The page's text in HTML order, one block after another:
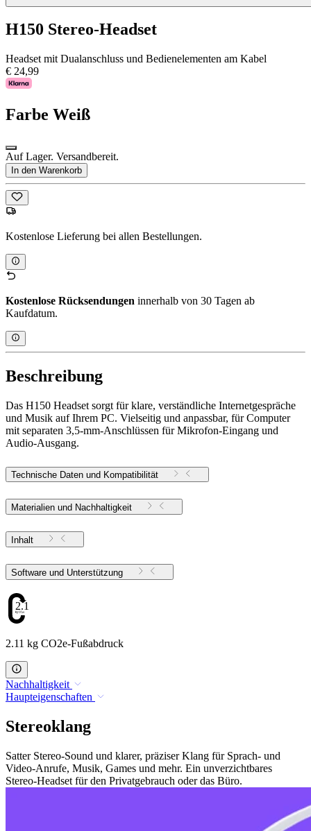
H150 Stereo-Headset
Headset mit Dualanschluss und Bedienelementen am Kabel
€ 24,99
Farbe Weiß
Auf Lager. Versandbereit.
In den Warenkorb
Kostenlose Lieferung bei allen Bestellungen.
Kostenlose Rücksendungen innerhalb von 30 Tagen ab
Kaufdatum.
Beschreibung
Das H150 Headset sorgt für klare, verständliche Internetgespräche
und Musik auf Ihrem PC. Vielseitig und anpassbar, für Computer
mit separaten 3,5-mm-Anschlüssen für Mikrofon-Eingang und
Audio-Ausgang.
Technische Daten und Kompatibilität
Materialien und Nachhaltigkeit
Inhalt
Software und Unterstützung
2.11
2.11 kg CO2e-Fußabdruck
Nachhaltigkeit
Haupteigenschaften
Stereoklang
Satter Stereo-Sound und klarer, präziser Klang für Sprach- und
Video-Anrufe, Musik, Games und mehr. Ein unverzichtbares
Stereo-Headset für den Privatgebrauch oder das Büro.